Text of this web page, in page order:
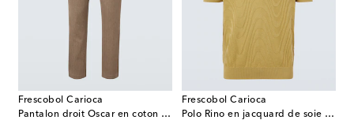
Frescobol Carioca
Pantalon droit Oscar en coton et cachemire
Frescobol Carioca
Polo Rino en jacquard de soie et coton